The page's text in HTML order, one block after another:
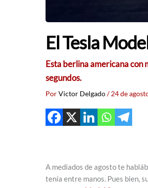
El Tesla
Esta berlina americana con
segundos.
PorVictor Delgado/24 de
A mediados de agosto te
tenía entre manos. Pues bien,